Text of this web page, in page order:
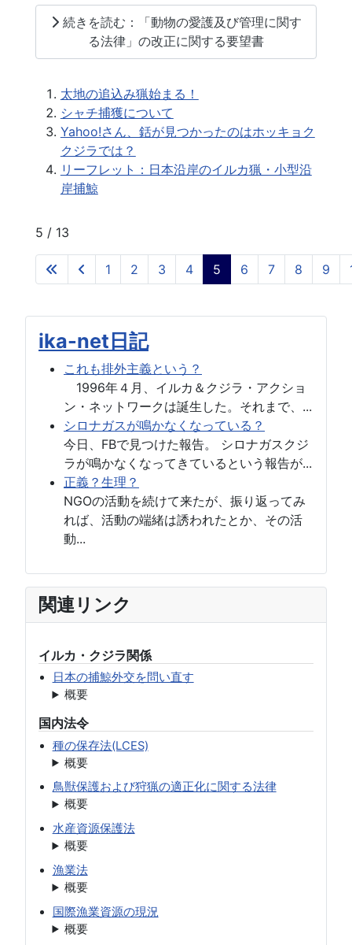
続きを読む：「動物の愛護及び管理に関す
る法律」の改正に関する要望書
太地の追込み猟始まる！
シャチ捕獲について
Yahoo!さん、銛が見つかったのはホッキョク
クジラでは？
リーフレット：日本沿岸のイルカ猟・小型沿
岸捕鯨
5 / 13
1 2 3 4 5 6 7 8 9
ika-net日記
これも排外主義という？
1996年４月、イルカ＆クジラ・アクショ
ン・ネットワークは誕生した。それまで、...
シロナガスが鳴かなくなっている？
今日、FBで見つけた報告。 シロナガスクジ
ラが鳴かなくなってきているという報告が...
正義？生理？
NGOの活動を続けて来たが、振り返ってみ
れば、活動の端緒は誘われたとか、その活
動...
関連リンク
イルカ・クジラ関係
日本の捕鯨外交を問い直す
概要
国内法令
種の保存法(LCES)
概要
鳥獣保護および狩猟の適正化に関する法律
概要
水産資源保護法
概要
漁業法
概要
国際漁業資源の現況
概要